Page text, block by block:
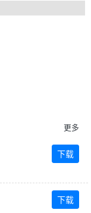
更多
下载
下载